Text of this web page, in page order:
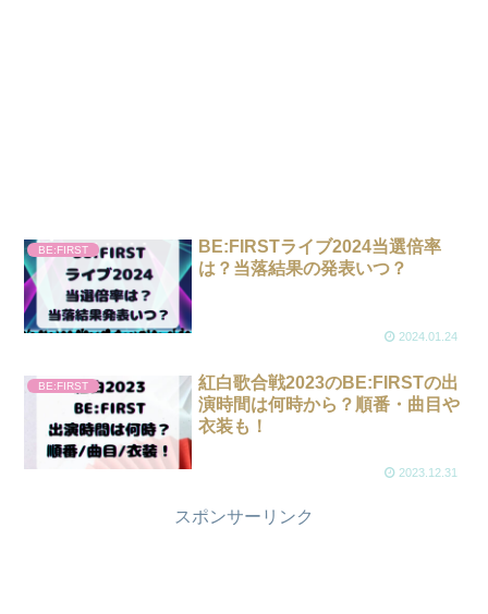
BE:FIRST
BE:FIRSTライブ2024当選倍率
は？当落結果の発表いつ？
2024.01.24
BE:FIRST
紅白歌合戦2023のBE:FIRSTの出
演時間は何時から？順番・曲目や
衣装も！
2023.12.31
スポンサーリンク